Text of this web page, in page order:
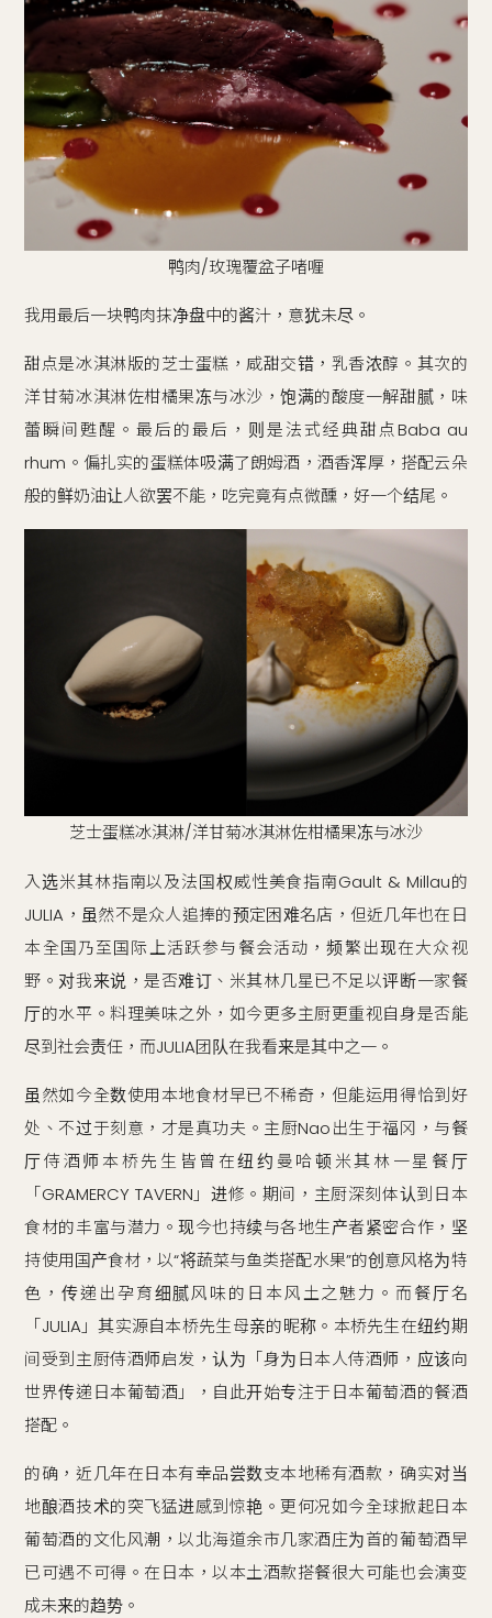
鸭肉/玫瑰覆盆子啫喱
我用最后一块鸭肉抹净盘中的酱汁，意犹未尽。
甜点是冰淇淋版的芝士蛋糕，咸甜交错，乳香浓醇。其次的
洋甘菊冰淇淋佐柑橘果冻与冰沙，饱满的酸度一解甜腻，味
蕾瞬间甦醒。最后的最后，则是法式经典甜点Baba au
rhum。偏扎实的蛋糕体吸满了朗姆酒，酒香浑厚，搭配云朵
般的鲜奶油让人欲罢不能，吃完竟有点微醺，好一个结尾。
芝士蛋糕冰淇淋/洋甘菊冰淇淋佐柑橘果冻与冰沙
入选米其林指南以及法国权威性美食指南Gault & Millau的
JULIA，虽然不是众人追捧的预定困难名店，但近几年也在日
本全国乃至国际上活跃参与餐会活动，频繁出现在大众视
野。对我来说，是否难订、米其林几星已不足以评断一家餐
厅的水平。料理美味之外，如今更多主厨更重视自身是否能
尽到社会责任，而JULIA团队在我看来是其中之一。
虽然如今全数使用本地食材早已不稀奇，但能运用得恰到好
处、不过于刻意，才是真功夫。主厨Nao出生于福冈，与餐
厅侍酒师本桥先生皆曾在纽约曼哈顿米其林一星餐厅
「GRAMERCY TAVERN」进修。期间，主厨深刻体认到日本
食材的丰富与潜力。现今也持续与各地生产者紧密合作，坚
持使用国产食材，以“将蔬菜与鱼类搭配水果”的创意风格为特
色，传递出孕育细腻风味的日本风土之魅力。而餐厅名
「JULIA」其实源自本桥先生母亲的昵称。本桥先生在纽约期
间受到主厨侍酒师启发，认为「身为日本人侍酒师，应该向
世界传递日本葡萄酒」，自此开始专注于日本葡萄酒的餐酒
搭配。
的确，近几年在日本有幸品尝数支本地稀有酒款，确实对当
地酿酒技术的突飞猛进感到惊艳。更何况如今全球掀起日本
葡萄酒的文化风潮，以北海道余市几家酒庄为首的葡萄酒早
已可遇不可得。在日本，以本土酒款搭餐很大可能也会演变
成未来的趋势。